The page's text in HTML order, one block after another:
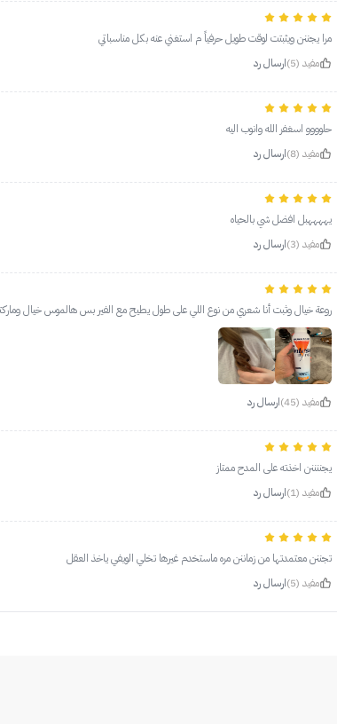
مرا يجننن ويثبتت لوقت طويل حرفياً م استغني عنه بكل مناسباتي
مفيد (5)
ارسال رد
حلوووو اسغفر الله وانوب اليه
مفيد (8)
ارسال رد
يههههبل افضل شي بالحياه
مفيد (3)
ارسال رد
روعة خيال وثبت أنا شعري من نوع اللي على طول يطيح مع الفير بس هالموس خيال
مفيد (45) ارسال رد
يجننننن اخذته على المدح ممتاز
مفيد (1)
ارسال رد
تجننن معتمدتها من زماننن مره ماستخدم غيرها تخلي الويفي ياخذ العقل
مفيد (5)
ارسال رد